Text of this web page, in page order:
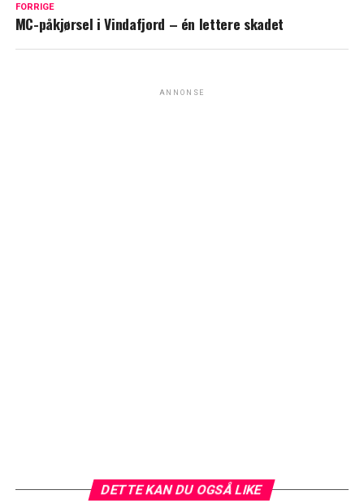
FORRIGE
MC-påkjørsel i Vindafjord – én lettere skadet
ANNONSE
DETTE KAN DU OGSÅ LIKE